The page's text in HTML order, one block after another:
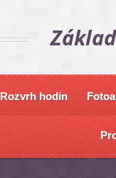
Rozvrh hodin